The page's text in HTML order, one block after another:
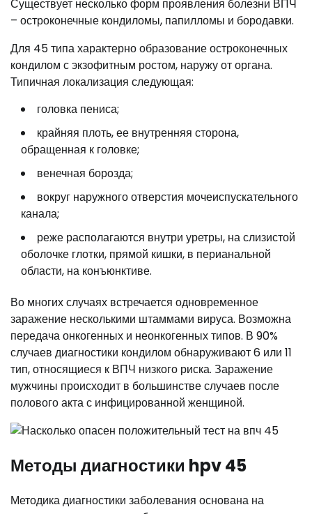
Существует несколько форм проявления болезни ВПЧ
– остроконечные кондиломы, папилломы и бородавки.
Для 45 типа характерно образование остроконечных
кондилом с экзофитным ростом, наружу от органа.
Типичная локализация следующая:
головка пениса;
крайняя плоть, ее внутренняя сторона,
обращенная к головке;
венечная борозда;
вокруг наружного отверстия мочеиспускательного
канала;
реже располагаются внутри уретры, на слизистой
оболочке глотки, прямой кишки, в перианальной
области, на конъюнктиве.
Во многих случаях встречается одновременное
заражение несколькими штаммами вируса. Возможна
передача онкогенных и неонкогенных типов. В 90%
случаев диагностики кондилом обнаруживают 6 или 11
тип, относящиеся к ВПЧ низкого риска. Заражение
мужчины происходит в большинстве случаев после
полового акта с инфицированной женщиной.
Методы диагностики hpv 45
Методика диагностики заболевания основана на